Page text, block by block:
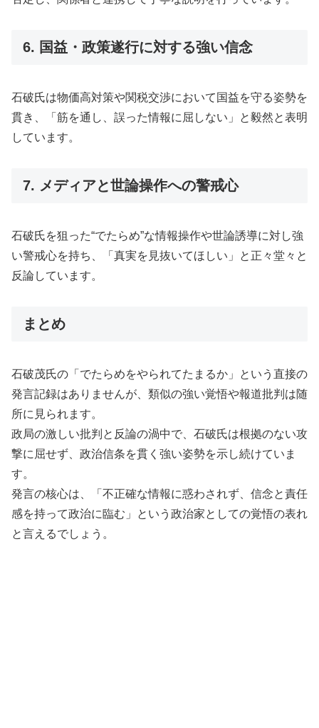
6. 国益・政策遂行に対する強い信念
石破氏は物価高対策や関税交渉において国益を守る姿勢を
貫き、「筋を通し、誤った情報に屈しない」と毅然と表明
しています。
7. メディアと世論操作への警戒心
石破氏を狙った“でたらめ”な情報操作や世論誘導に対し強
い警戒心を持ち、「真実を見抜いてほしい」と正々堂々と
反論しています。
まとめ
石破茂氏の「でたらめをやられてたまるか」という直接の
発言記録はありませんが、類似の強い覚悟や報道批判は随
所に見られます。
政局の激しい批判と反論の渦中で、石破氏は根拠のない攻
撃に屈せず、政治信条を貫く強い姿勢を示し続けていま
す。
発言の核心は、「不正確な情報に惑わされず、信念と責任
感を持って政治に臨む」という政治家としての覚悟の表れ
と言えるでしょう。